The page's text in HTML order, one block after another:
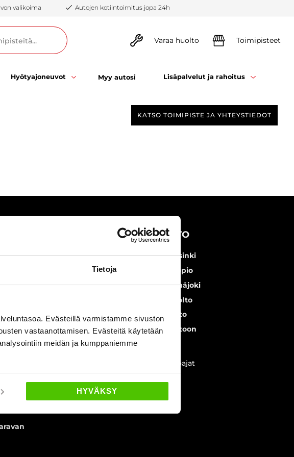
Tietoja
Evästeillä varmistamme sivuston
vastaanottamisen. Evästeitä käytetään
meidän ja kumppaniemme
HYVÄKSY
valikoima Autojen kotiintoimitus jopa 24h
Varaa huolto Toimipisteet
Hyötyajoneuvot Myy autosi Lisäpalvelut ja rahoitus
KATSO TOIMIPISTE JA YHTEYSTIEDOT
&
Rinta-Jouppi
AUTOHUOLTO
Autohuolto Helsinki
Autohuolto Kuopio
Autohuolto Seinäjoki
Ford-merkkihuolto
Kia-merkkihuolto
Varaa aika huoltoon
Myynnin aukioloajat
ma - pe 10 - 18